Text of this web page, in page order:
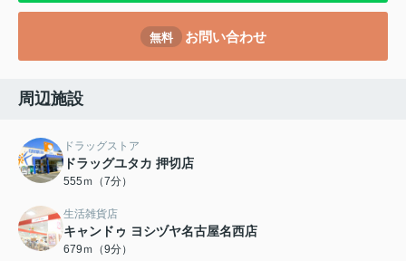
無料 お問い合わせ
周辺施設
ドラッグストア
ドラッグユタカ 押切店
555ｍ（7分）
生活雑貨店
キャンドゥ ヨシヅヤ名古屋名西店
679ｍ（9分）